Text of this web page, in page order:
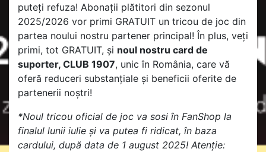
puteți refuza! Abonații plătitori din sezonul
2025/2026 vor primi GRATUIT un tricou de joc din
partea noului nostru partener principal! În plus, veți
primi, tot GRATUIT, și noul nostru card de
suporter, CLUB 1907, unic în România, care vă
oferă reduceri substanțiale și beneficii oferite de
partenerii noștri!
*Noul tricou oficial de joc va sosi în FanShop la
finalul lunii iulie și va putea fi ridicat, în baza
cardului, după data de 1 august 2025! Atenție: